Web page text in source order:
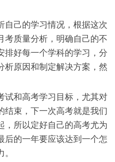
己的学习情况，根据这次
考质量分析，明确自己的不
排好每一个学科的学习，分
析原因和制定解决方案，然
和高考学习目标，尤其对
结束，下一次高考就是我们
，所以定好自己的高考尤为
后的一年要应该达到一个怎